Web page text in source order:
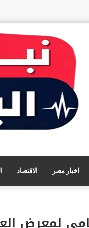
اخبار مصر الاقتصاد